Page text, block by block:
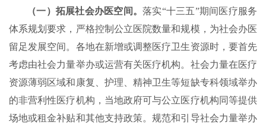
（一）拓展社会办医空间。 落实“十三五”期间医疗服务
体系规划要求，严格控制公立医院数量和规模，为社会办医
留足发展空间。各地在新增或调整医疗卫生资源时，要首先
考虑由社会力量举办或运营有关医疗机构。社会力量在医疗
资源薄弱区域和康复、护理、精神卫生等短缺专科领域举办
的非营利性医疗机构，当地政府可与公立医疗机构同等提供
场地或租金补贴和其他支持政策。规范和引导社会力量举办